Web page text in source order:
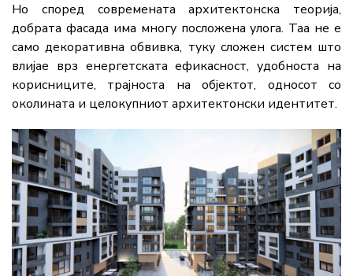
Но според современата архитектонска теорија,
добрата фасада има многу посложена улога. Таа не е
само декоративна обвивка, туку сложен систем што
влијае врз енергетската ефикасност, удобноста на
корисниците, трајноста на објектот, односот со
околината и целокупниот архитектонски идентитет.